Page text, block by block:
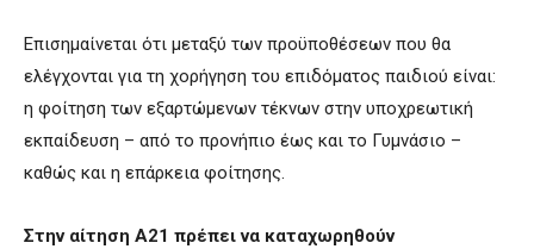
Επισημαίνεται ότι μεταξύ των προϋποθέσεων που θα
ελέγχονται για τη χορήγηση του επιδόματος παιδιού είναι:
η φοίτηση των εξαρτώμενων τέκνων στην υποχρεωτική
εκπαίδευση – από το προνήπιο έως και το Γυμνάσιο –
καθώς και η επάρκεια φοίτησης.
Στην αίτηση Α21 πρέπει να καταχωρηθούν